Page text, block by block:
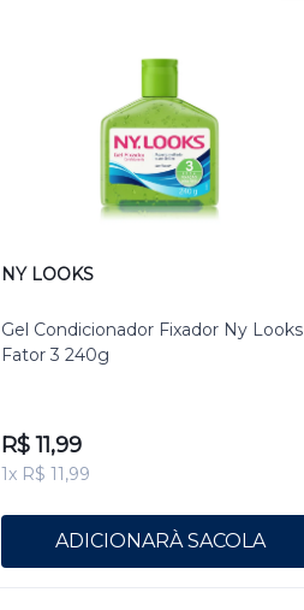
NY LOOKS
Gel Condicionador Fixador Ny Looks
Fator 3 240g
R$ 11,99
1x R$ 11,99
ADICIONAR